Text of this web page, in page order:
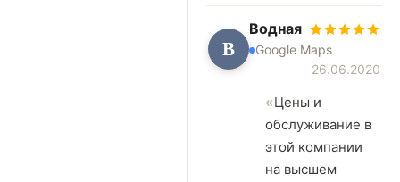
В
Водная
Google Maps
26.06.2020
Цены и
обслуживание в
этой компании
на высшем